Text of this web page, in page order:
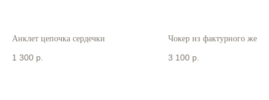
Анклет цепочка сердечки
1 300 р.
Чокер из фактурного
3 100 р.